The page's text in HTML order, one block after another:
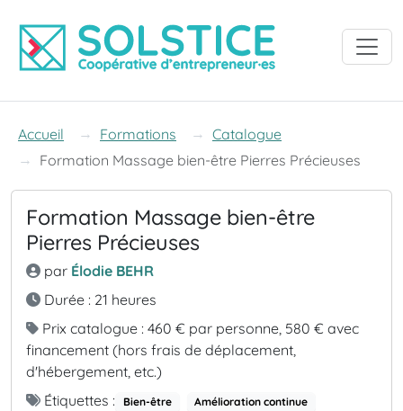
Accueil Formations
Catalogue
Formation Massage bien-être Pierres Précieuses
Formation Massage bien-être
Pierres Précieuses
par Élodie BEHR
Durée : 21 heures
Prix catalogue : 460 € par personne, 580 € avec
financement (hors frais de déplacement,
d'hébergement, etc.)
Étiquettes :
Bien-être
Amélioration continue